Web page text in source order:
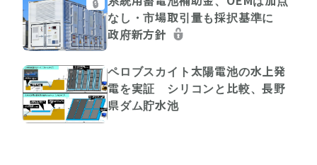
🔒
なし・市場取引量も採択基準に
政府新方針
ペロブスカイト太陽電池の水上発
電を実証 シリコンと比較、長野
県ダム貯水池